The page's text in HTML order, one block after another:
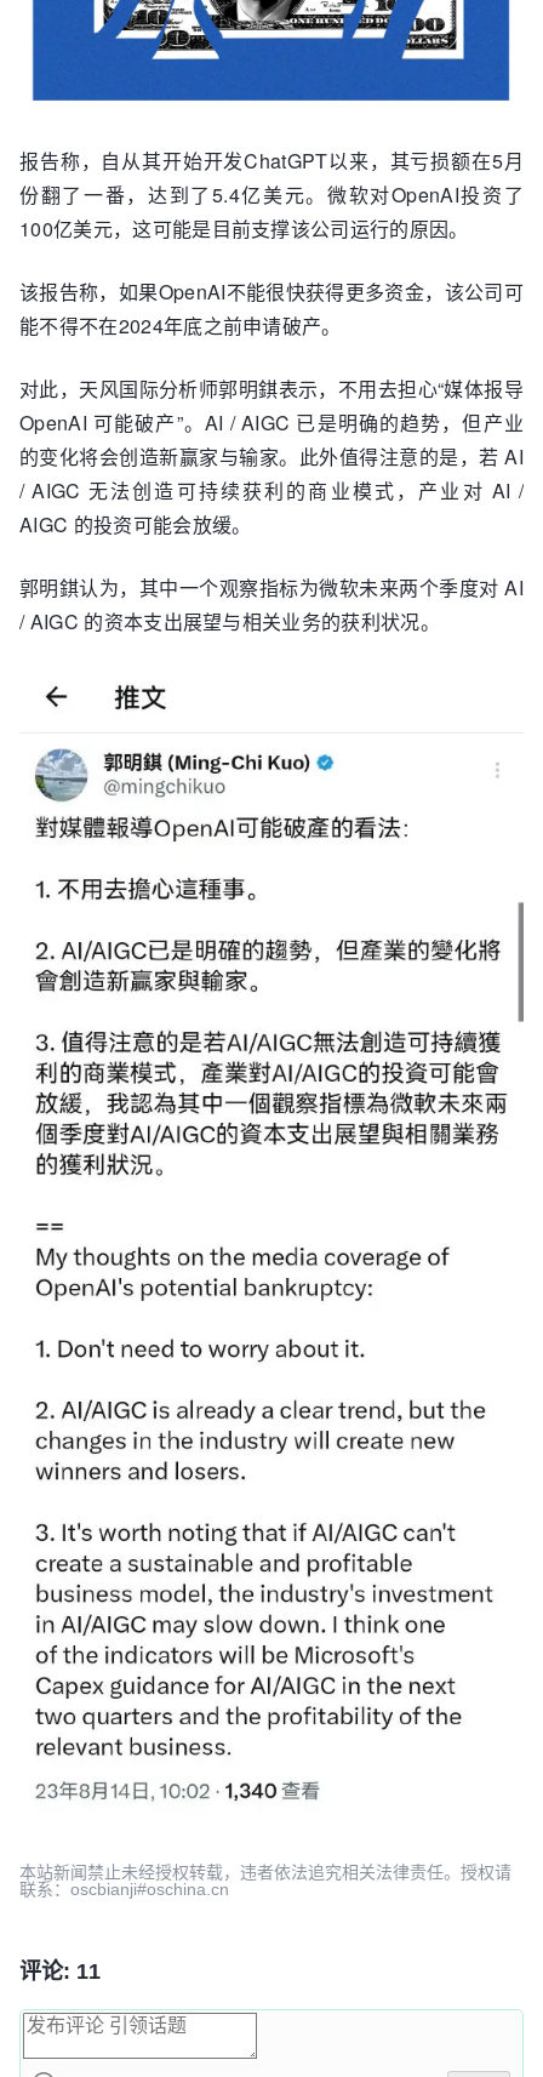
报告称，自从其开始开发ChatGPT以来，其亏损额在5月
份翻了一番，达到了5.4亿美元。微软对OpenAI投资了
100亿美元，这可能是目前支撑该公司运行的原因。
该报告称，如果OpenAI不能很快获得更多资金，该公司可
能不得不在2024年底之前申请破产。
对此，天风国际分析师郭明錤表示，不用去担心“媒体报导
OpenAI 可能破产”。AI / AIGC 已是明确的趋势，但产业
的变化将会创造新赢家与输家。此外值得注意的是，若 AI
/ AIGC 无法创造可持续获利的商业模式，产业对 AI /
AIGC 的投资可能会放缓。
郭明錤认为，其中一个观察指标为微软未来两个季度对 AI
/ AIGC 的资本支出展望与相关业务的获利状况。
本站新闻禁止未经授权转载，违者依法追究相关法律责任。授权请
联系：oscbianji#oschina.cn
评论: 11